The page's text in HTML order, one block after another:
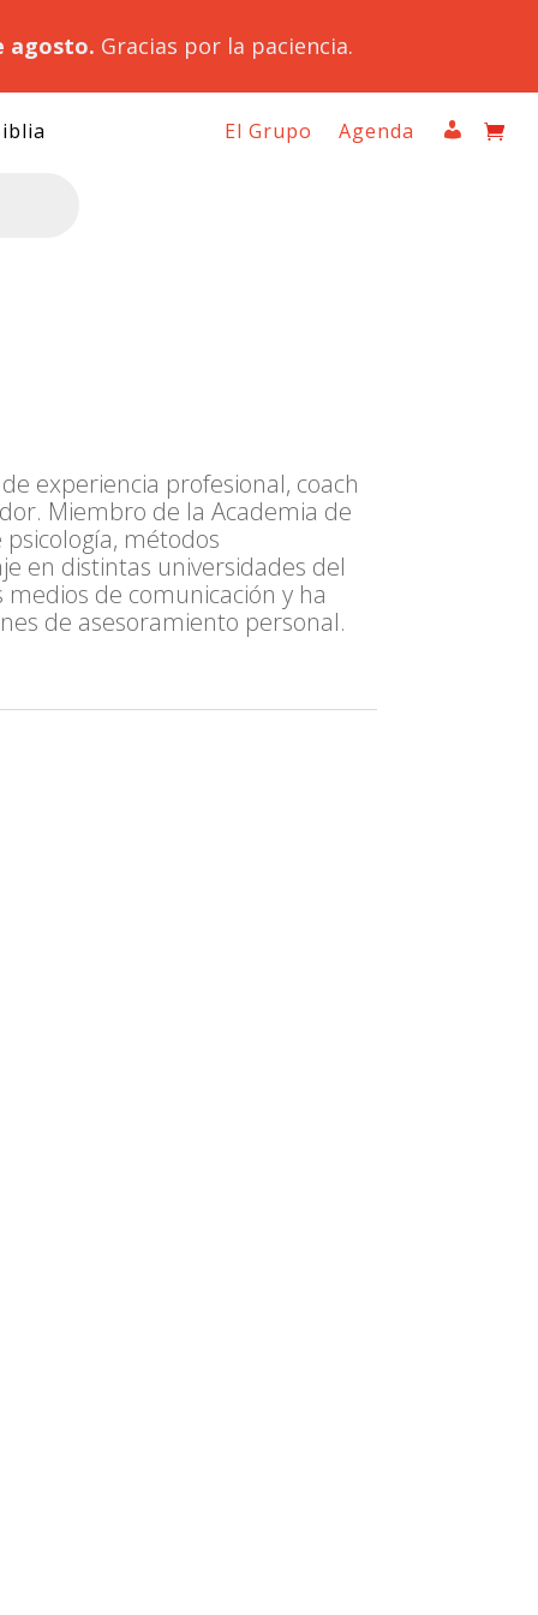
agosto. Gracias por la paciencia.
El Grupo Agenda
experiencia profesional, coach
Miembro de la Academia de
métodos
en distintas universidades del
de comunicación y ha
de asesoramiento personal.